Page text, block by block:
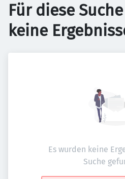
Für diese
keine
Es wurden keine
Suche